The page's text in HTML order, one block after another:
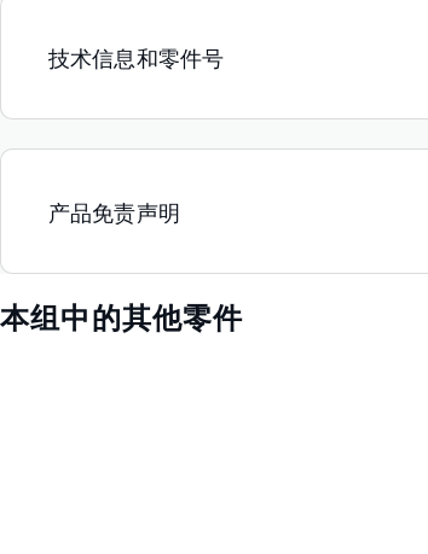
技术信息和零件号
产品免责声明
本组中的其他零件